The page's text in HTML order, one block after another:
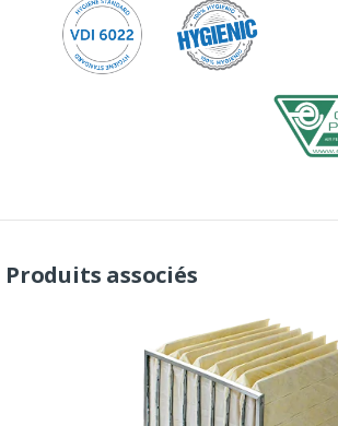
Produits associés